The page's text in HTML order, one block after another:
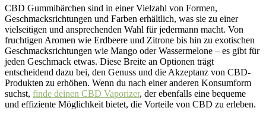
CBD Gummibärchen sind in einer Vielzahl von Formen,
Geschmacksrichtungen und Farben erhältlich, was sie zu einer
vielseitigen und ansprechenden Wahl für jedermann macht. Von
fruchtigen Aromen wie Erdbeere und Zitrone bis hin zu exotischen
Geschmacksrichtungen wie Mango oder Wassermelone – es gibt für
jeden Geschmack etwas. Diese Breite an Optionen trägt
entscheidend dazu bei, den Genuss und die Akzeptanz von CBD-
Produkten zu erhöhen. Wenn du nach einer anderen Konsumform
suchst, finde deinen CBD Vaporizer, der ebenfalls eine bequeme
und effiziente Möglichkeit bietet, die Vorteile von CBD zu erleben.